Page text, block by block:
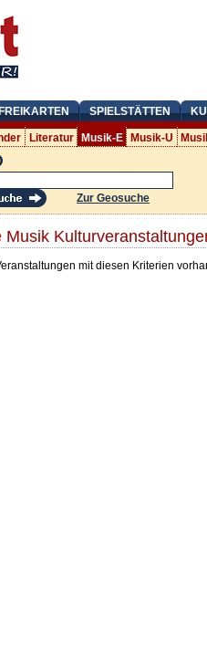
SPIELSTÄTTEN
Literatur Musik-E Musik-U
Zur Geosuche
Musik
mit diesen Kriterien